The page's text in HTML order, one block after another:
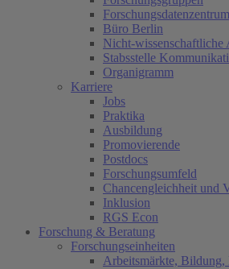
Büro Berlin
Nicht-wissenschaftliche
Stabsstelle
Organigramm
Karriere
Jobs
Praktika
Ausbildung
Promovierende
Postdocs
Forschungsumfeld
Chancengleichheit und
Inklusion
RGS Econ
Forschung & Beratung
Forschungseinheiten
Arbeitsmärkte, Bildung,